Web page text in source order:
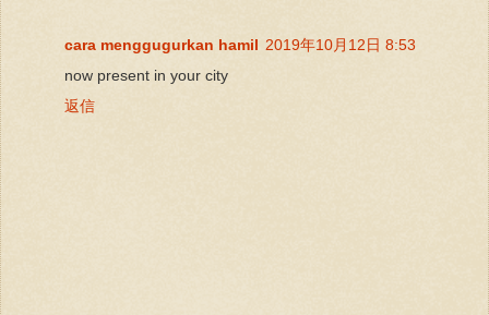
cara menggugurkan hamil 2019年10月12日 8:53
now present in your city
返信